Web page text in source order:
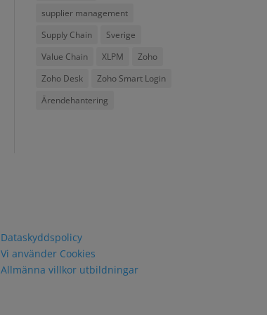
supplier management
Supply Chain
Sverige
Value Chain
XLPM
Zoho
Zoho Desk
Zoho Smart Login
Ärendehantering
Dataskyddspolicy
Vi använder Cookies
Allmänna villkor utbildningar